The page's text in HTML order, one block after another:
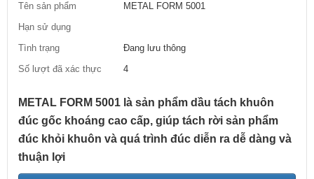
Tên sản phẩm
METAL FORM 5001
Hạn sử dụng
Tình trạng
Đang lưu thông
Số lượt đã xác thực
4
METAL FORM 5001 là sản phẩm dầu tách khuôn
đúc gốc khoáng cao cấp, giúp tách rời sản phẩm
đúc khỏi khuôn và quá trình đúc diễn ra dễ dàng và
thuận lợi